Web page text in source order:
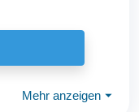
Mehr anzeigen ⏷